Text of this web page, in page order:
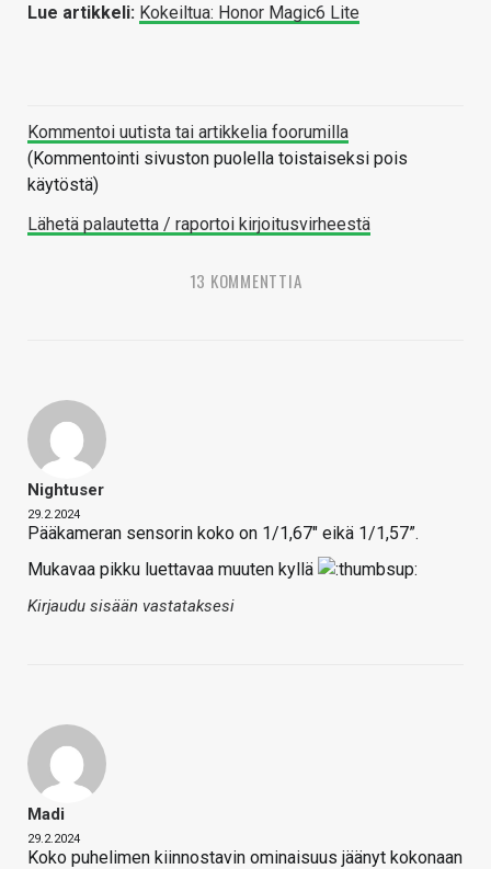
Lue artikkeli: Kokeiltua: Honor Magic6 Lite
Kommentoi uutista tai artikkelia foorumilla
(Kommentointi sivuston puolella toistaiseksi pois
käytöstä)
Lähetä palautetta / raportoi kirjoitusvirheestä
13 KOMMENTTIA
Nightuser
29.2.2024
Pääkameran sensorin koko on 1/1,67″ eikä 1/1,57”.
Mukavaa pikku luettavaa muuten kyllä
Kirjaudu sisään vastataksesi
Madi
29.2.2024
Koko puhelimen kiinnostavin ominaisuus jäänyt kokonaan